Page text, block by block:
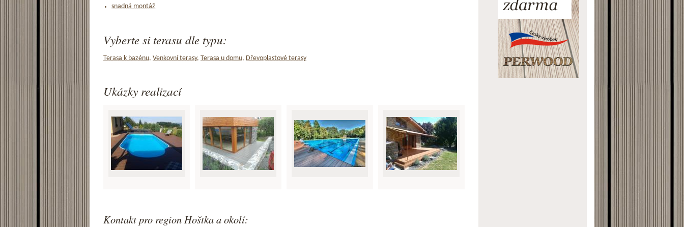
snadná montáž
Vyberte si terasu dle typu:
Terasa k bazénu, Venkovní terasy, Terasa u domu, Dřevoplastové terasy
Ukázky realizací
Kontakt pro region Hoštka a okolí: